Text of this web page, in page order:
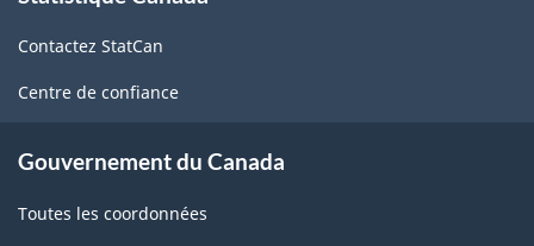
Nord
(SCIAN)
2022
ce
site
Contactez StatCan
Centre de confiance
Gouvernement du Canada
Toutes les coordonnées